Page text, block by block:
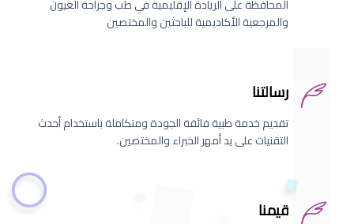
المحافظة على الريادة الإقليمية في طب وجراحة العيون
والمرجعية الأكاديمية للباحثين والمختصين
رسالتنا
تقديم خدمة طبية فائقة الجودة ومتكاملة باستخدام أحدث
التقنيات على يد أمهر الخبراء والمختصين.
قيمنا